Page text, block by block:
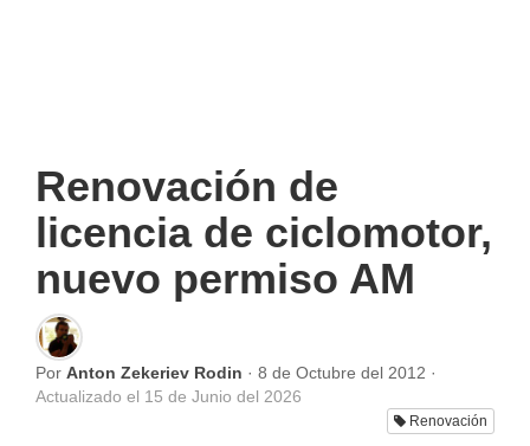
Renovación de
licencia de ciclomotor,
nuevo permiso AM
Por Anton Zekeriev Rodin · 8 de Octubre del 2012 ·
Actualizado el 15 de Junio del 2026
Renovación